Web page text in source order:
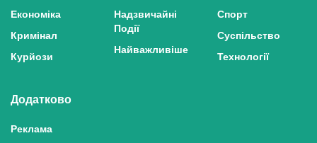
Економіка
Кримінал
Курйози
Надзвичайні
Події
Найважливіше
Спорт
Суспільство
Технології
Додатково
Реклама